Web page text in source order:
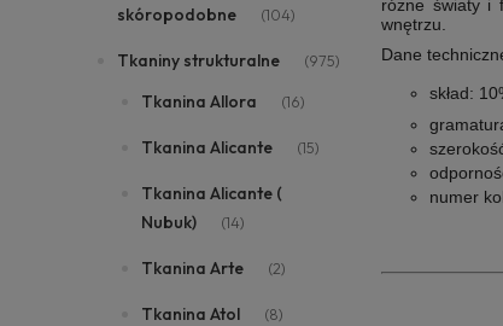
skóropodobne
(104)
Tkaniny strukturalne (975)
Tkanina Allora (16)
Tkanina Alicante (15)
Tkanina Alicante (
Nubuk)
(14)
Tkanina Arte (2)
Tkanina Atol (8)
różne światy i
wnętrzu.
Dane
skład:
numer